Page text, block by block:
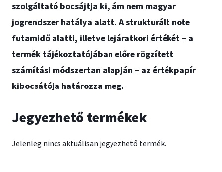
szolgáltató bocsájtja ki, ám nem magyar
jogrendszer hatálya alatt. A strukturált note
futamidő alatti, illetve lejáratkori értékét – a
termék tájékoztatójában előre rögzített
számítási módszertan alapján – az értékpapír
kibocsátója határozza meg.
Jegyezhető termékek
Jelenleg nincs aktuálisan jegyezhető termék.